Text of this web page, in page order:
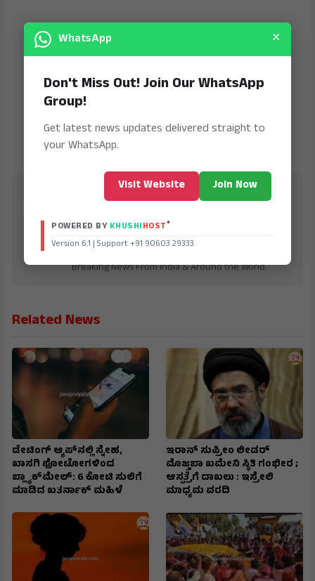
Jana Jeevala
From INDIA. Karnataka, National & International,
Updates including Politics, Business, Crime,
Breaking News From India & Around the World.
Related News
ಡೇಟಿಂಗ್ ಆ್ಯಪ್‌ನಲ್ಲಿ ಸ್ನೇಹ,
ಖಾಸಗಿ ಫೋಟೋಗಳಿಂದ
ಬ್ಲ್ಯಾಕ್‌ಮೇಲ್: ₹6 ಕೋಟಿ ಸುಲಿಗೆ
ಮಾಡಿದ ಖತರ್ನಾಕ್‌ ಮಹಿಳೆ
ಇರಾನ್‌ ಸುಪ್ರೀಂ ಲೀಡರ್‌
ಮೊಜ್ತಬಾ ಖಮೇನಿ ಸ್ಥಿತಿ ಗಂಭೀರ ;
ಆಸ್ಪತ್ರೆಗೆ ದಾಖಲು : ಇಸ್ರೇಲಿ
ಮಾಧ್ಯಮ ವರದಿ
WhatsApp ×
Don't Miss Out! Join Our WhatsApp
Group!
Get latest news updates delivered straight to
your WhatsApp.
Visit Website Join Now
POWERED BY KHUSHIHOST®
Version 6.1 | Support +91 90603 29333